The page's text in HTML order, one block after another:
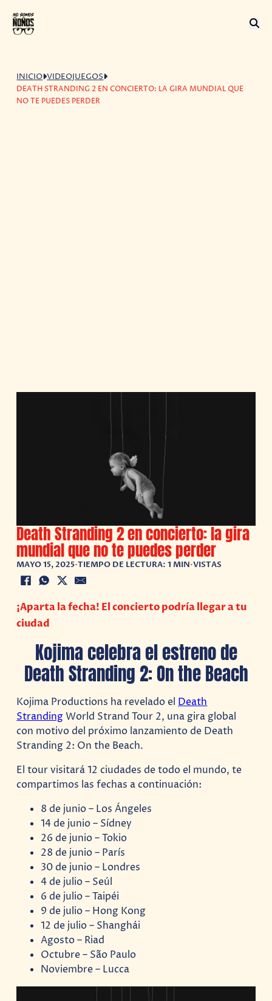
INICIO VIDEOJUEGOS
DEATH STRANDING 2 EN CONCIERTO: LA GIRA MUNDIAL QUE
NO TE PUEDES PERDER
Death Stranding 2 en concierto: la gira
mundial que no te puedes perder
MAYO 15, 2025•TIEMPO DE LECTURA: 1 MIN•VISTAS
¡Aparta la fecha! El concierto podría llegar a tu
ciudad
Kojima celebra el estreno de
Death Stranding 2: On the Beach
Kojima Productions ha revelado el Death
StrandingWorld Strand Tour 2, una gira global
con motivo del próximo lanzamiento de Death
Stranding 2: On the Beach.
El tour visitará 12 ciudades de todo el mundo, te
compartimos las fechas a continuación:
8 de junio – Los Ángeles
14 de junio – Sídney
26 de junio – Tokio
28 de junio – París
30 de junio – Londres
4 de julio – Seúl
6 de julio – Taipéi
9 de julio – Hong Kong
12 de julio – Shanghái
Agosto – Riad
Octubre – São Paulo
Noviembre – Lucca